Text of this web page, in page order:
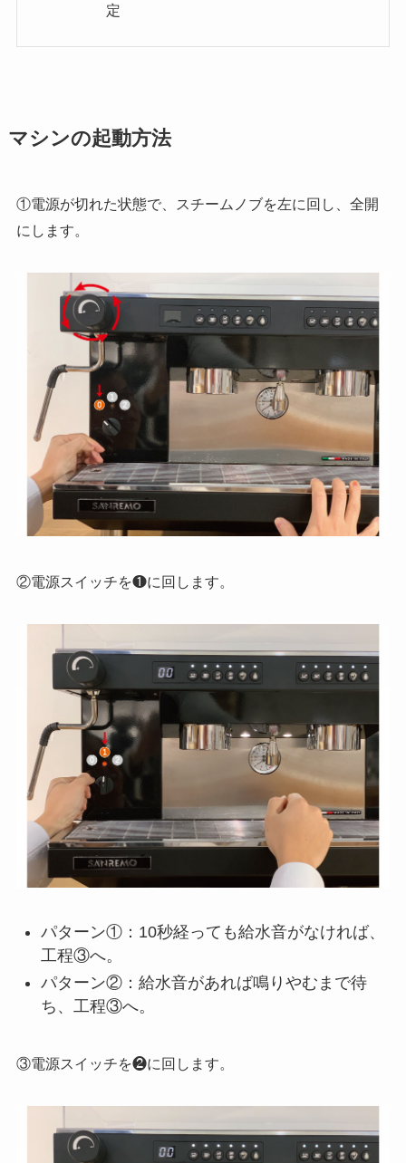
定
マシンの起動方法
①電源が切れた状態で、スチームノブを左に回し、全開
にします。
②電源スイッチを❶に回します。
パターン①：10秒経っても給水音がなければ、
工程③へ。
パターン②：給水音があれば鳴りやむまで待
ち、工程③へ。
③電源スイッチを❷に回します。